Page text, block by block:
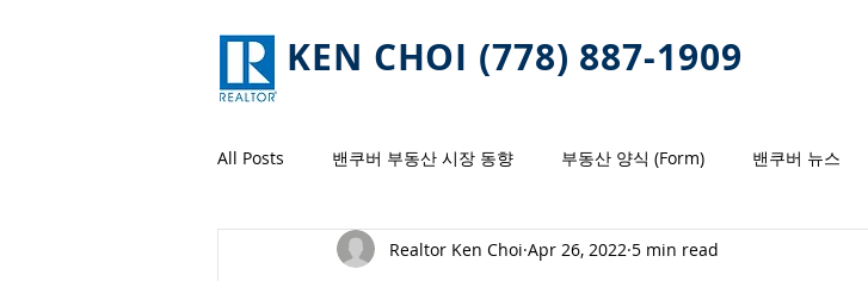
KEN CHOI (778) 887-1909
All Posts 밴쿠버 부동산 시장 동향 부동산 양식 (Form) 밴쿠버 뉴스
Realtor Ken Choi Apr 26, 2022 5 min read